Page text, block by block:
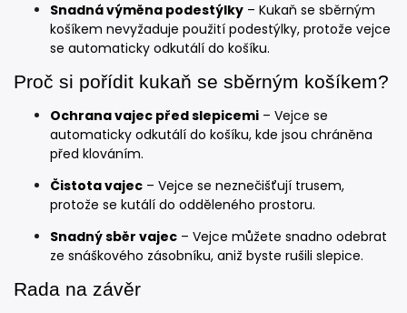
Snadná výměna podestýlky – Kukaň se sběrným
košíkem nevyžaduje použití podestýlky, protože vejce
se automaticky odkutálí do košíku.
Proč si pořídit kukaň se sběrným košíkem?
Ochrana vajec před slepicemi – Vejce se
automaticky odkutálí do košíku, kde jsou chráněna
před klováním.
Čistota vajec – Vejce se neznečišťují trusem,
protože se kutálí do odděleného prostoru.
Snadný sběr vajec – Vejce můžete snadno odebrat
ze snáškového zásobníku, aniž byste rušili slepice.
Rada na závěr